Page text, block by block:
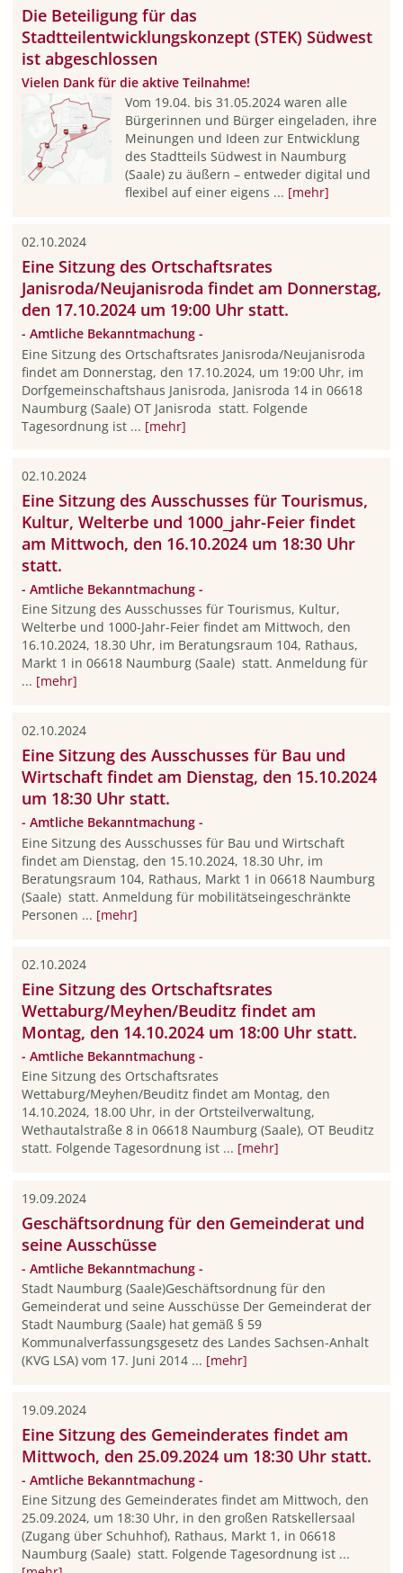
Die Beteiligung für das
Stadtteilentwicklungskonzept (STEK) Südwest
ist abgeschlossen
Vielen Dank für die aktive Teilnahme!
Vom 19.04. bis 31.05.2024 waren alle
Bürgerinnen und Bürger eingeladen, ihre
Meinungen und Ideen zur Entwicklung
des Stadtteils Südwest in Naumburg
(Saale) zu äußern – entweder digital und
flexibel auf einer eigens ... [mehr]
02.10.2024
Eine Sitzung des Ortschaftsrates
Janisroda/Neujanisroda findet am Donnerstag,
den 17.10.2024 um 19:00 Uhr statt.
- Amtliche Bekanntmachung -
Eine Sitzung des Ortschaftsrates Janisroda/Neujanisroda
findet am Donnerstag, den 17.10.2024, um 19:00 Uhr, im
Dorfgemeinschaftshaus Janisroda, Janisroda 14 in 06618
Naumburg (Saale) OT Janisroda statt. Folgende
Tagesordnung ist ... [mehr]
02.10.2024
Eine Sitzung des Ausschusses für Tourismus,
Kultur, Welterbe und 1000_jahr-Feier findet
am Mittwoch, den 16.10.2024 um 18:30 Uhr
statt.
- Amtliche Bekanntmachung -
Eine Sitzung des Ausschusses für Tourismus, Kultur,
Welterbe und 1000-Jahr-Feier findet am Mittwoch, den
16.10.2024, 18.30 Uhr, im Beratungsraum 104, Rathaus,
Markt 1 in 06618 Naumburg (Saale) statt. Anmeldung für
... [mehr]
02.10.2024
Eine Sitzung des Ausschusses für Bau und
Wirtschaft findet am Dienstag, den 15.10.2024
um 18:30 Uhr statt.
- Amtliche Bekanntmachung -
Eine Sitzung des Ausschusses für Bau und Wirtschaft
findet am Dienstag, den 15.10.2024, 18.30 Uhr, im
Beratungsraum 104, Rathaus, Markt 1 in 06618 Naumburg
(Saale) statt. Anmeldung für mobilitätseingeschränkte
Personen ... [mehr]
02.10.2024
Eine Sitzung des Ortschaftsrates
Wettaburg/Meyhen/Beuditz findet am
Montag, den 14.10.2024 um 18:00 Uhr statt.
- Amtliche Bekanntmachung -
Eine Sitzung des Ortschaftsrates
Wettaburg/Meyhen/Beuditz findet am Montag, den
14.10.2024, 18.00 Uhr, in der Ortsteilverwaltung,
Wethautalstraße 8 in 06618 Naumburg (Saale), OT Beuditz
statt. Folgende Tagesordnung ist ... [mehr]
19.09.2024
Geschäftsordnung für den Gemeinderat und
seine Ausschüsse
- Amtliche Bekanntmachung -
Stadt Naumburg (Saale)Geschäftsordnung für den
Gemeinderat und seine Ausschüsse Der Gemeinderat der
Stadt Naumburg (Saale) hat gemäß § 59
Kommunalverfassungsgesetz des Landes Sachsen-Anhalt
(KVG LSA) vom 17. Juni 2014 ... [mehr]
19.09.2024
Eine Sitzung des Gemeinderates findet am
Mittwoch, den 25.09.2024 um 18:30 Uhr statt.
- Amtliche Bekanntmachung -
Eine Sitzung des Gemeinderates findet am Mittwoch, den
25.09.2024, um 18:30 Uhr, in den großen Ratskellersaal
(Zugang über Schuhhof), Rathaus, Markt 1, in 06618
Naumburg (Saale) statt. Folgende Tagesordnung ist ...